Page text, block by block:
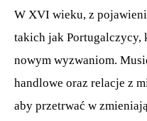
W XVI wieku, z
takich jak Portugalczycy,
nowym wyzwaniom.
handlowe oraz relacje z
aby przetrwać w